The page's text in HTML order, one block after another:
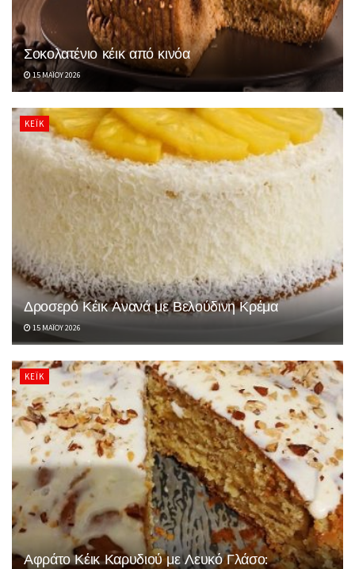
Σοκολατένιο κέικ από κινόα
15 ΜΑΪ́ΟΥ 2026
ΚΈΙΚ
Δροσερό Κέικ Ανανά με Βελούδινη Κρέμα
15 ΜΑΪ́ΟΥ 2026
ΚΈΙΚ
Αφράτο Κέικ Καρυδιού με Λευκό Γλάσο: